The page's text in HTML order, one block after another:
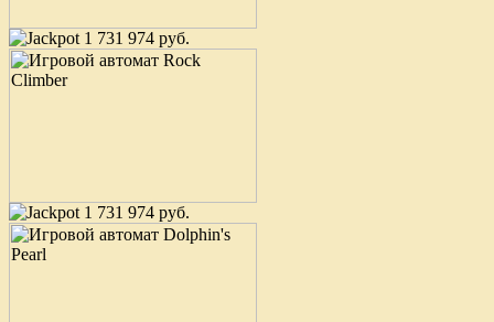
1 731 974 руб.
1 731 974 руб.